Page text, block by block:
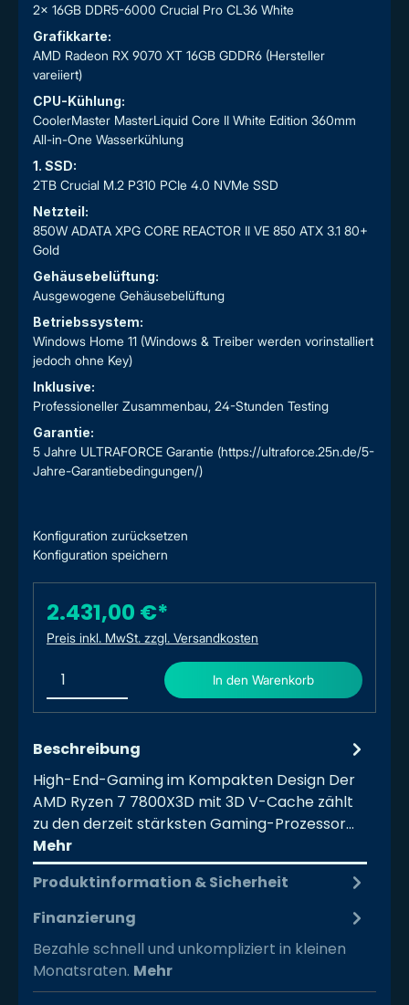
2x 16GB DDR5-6000 Crucial Pro CL36 White
Grafikkarte:
AMD Radeon RX 9070 XT 16GB GDDR6 (Hersteller
vareiiert)
CPU-Kühlung:
CoolerMaster MasterLiquid Core II White Edition 360mm
All-in-One Wasserkühlung
1. SSD:
2TB Crucial M.2 P310 PCIe 4.0 NVMe SSD
Netzteil:
850W ADATA XPG CORE REACTOR II VE 850 ATX 3.1 80+
Gold
Gehäusebelüftung:
Ausgewogene Gehäusebelüftung
Betriebssystem:
Windows Home 11 (Windows & Treiber werden vorinstalliert
jedoch ohne Key)
Inklusive:
Professioneller Zusammenbau, 24-Stunden Testing
Garantie:
5 Jahre ULTRAFORCE Garantie (https://ultraforce.25n.de/5-
Jahre-Garantiebedingungen/)
Konfiguration zurücksetzen
Konfiguration speichern
2.431,00 €*
Preis inkl. MwSt. zzgl. Versandkosten
In den Warenkorb
Beschreibung
High-End-Gaming im Kompakten Design Der
AMD Ryzen 7 7800X3D mit 3D V-Cache zählt
zu den derzeit stärksten Gaming-Prozessor…
Mehr
Produktinformation & Sicherheit
Finanzierung
Bezahle schnell und unkompliziert in kleinen
Monatsraten. Mehr